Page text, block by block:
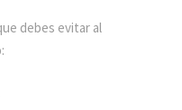
debes evitar al